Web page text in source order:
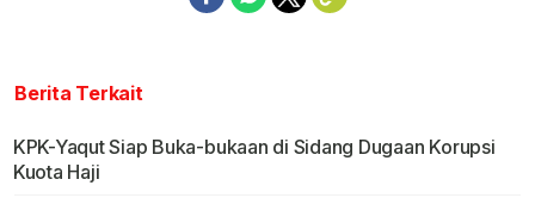
Berita Terkait
KPK-Yaqut Siap Buka-bukaan di Sidang Dugaan Korupsi
Kuota Haji